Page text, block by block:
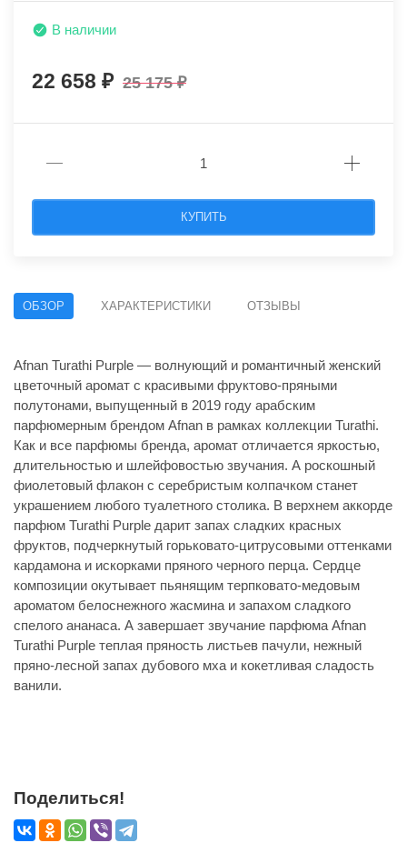
В наличии
22 658 25 175
КУПИТЬ
ОБЗОР ХАРАКТЕРИСТИКИ ОТЗЫВЫ
Afnan Turathi Purple — волнующий и романтичный женский
цветочный аромат с красивыми фруктово-пряными
полутонами, выпущенный в 2019 году арабским
парфюмерным брендом Afnan в рамках коллекции Turathi.
Как и все парфюмы бренда, аромат отличается яркостью,
длительностью и шлейфовостью звучания. А роскошный
фиолетовый флакон с серебристым колпачком станет
украшением любого туалетного столика. В верхнем аккорде
парфюм Turathi Purple дарит запах сладких красных
фруктов, подчеркнутый горьковато-цитрусовыми оттенками
кардамона и искорками пряного черного перца. Сердце
композиции окутывает пьянящим терпковато-медовым
ароматом белоснежного жасмина и запахом сладкого
спелого ананаса. А завершает звучание парфюма Afnan
Turathi Purple теплая пряность листьев пачули, нежный
пряно-лесной запах дубового мха и кокетливая сладость
ванили.
Поделиться!